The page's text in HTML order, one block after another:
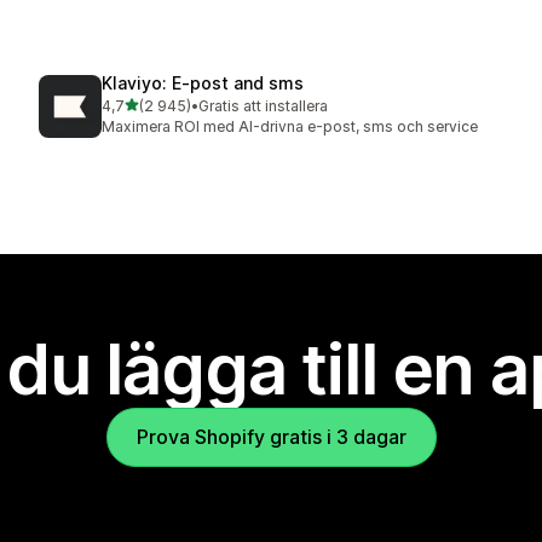
Klaviyo: E‑post and sms
4,7av 5 stjärnor
(2 945)
2945 recensioner totalt
•Gratis att installera
Maximera ROI med AI-drivna e-post, sms och service
lägga till en
Prova Shopify gratis i 3 dagar